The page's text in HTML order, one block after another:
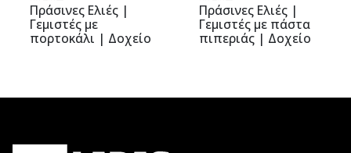
Ελιές |
με
| Δοχείο
| elia-elia
Πράσινες Ελιές |
Γεμιστές με πάστα
πιπεριάς | Δοχείο
10kg | elia-elia